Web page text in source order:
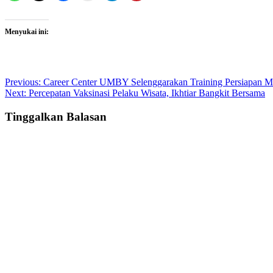
Menyukai ini:
Post
navigation
Previous: Career Center UMBY Selenggarakan Training Persiapan
Next: Percepatan Vaksinasi Pelaku Wisata, Ikhtiar Bangkit Bersama
Tinggalkan Balasan